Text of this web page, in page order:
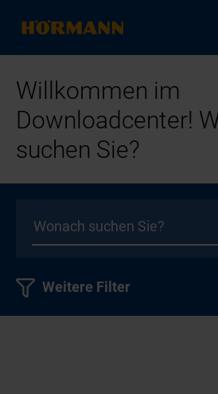
Willkommen im
Downloadcenter!
suchen Sie?
Weitere Filter